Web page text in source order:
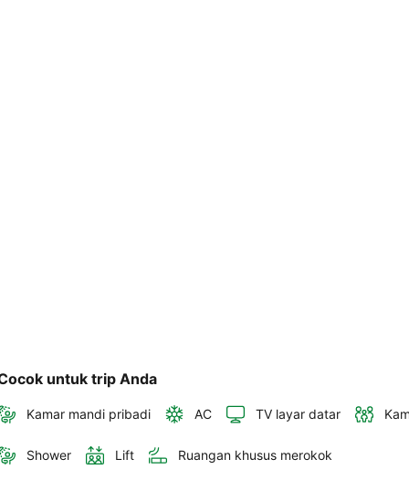
untuk trip Anda
Kamar mandi pribadi AC TV layar datar
Shower Lift Ruangan khusus merokok